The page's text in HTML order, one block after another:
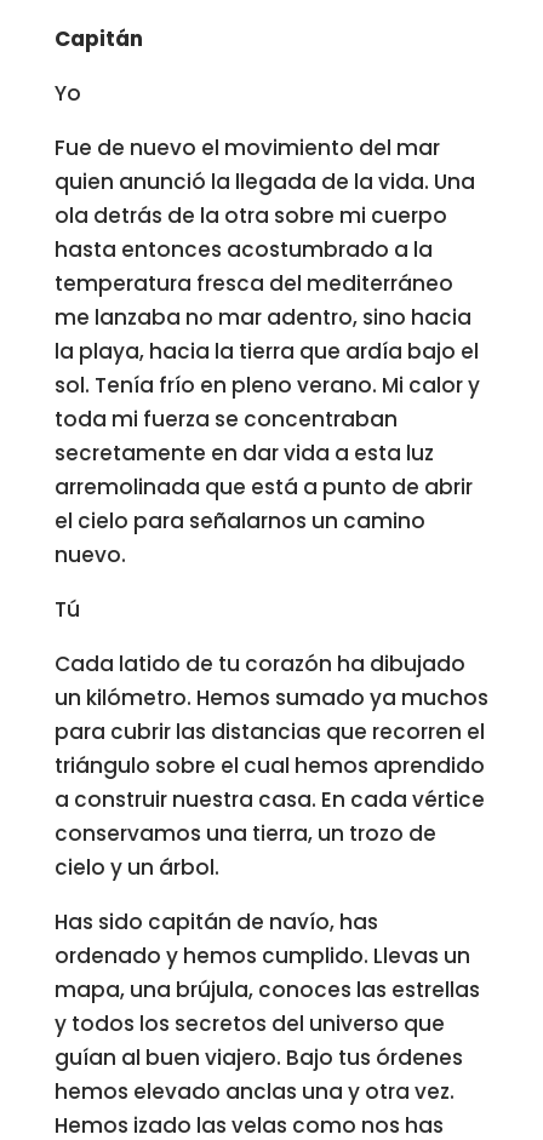
Capitán
Yo
Fue de nuevo el movimiento del mar
quien anunció la llegada de la vida. Una
ola detrás de la otra sobre mi cuerpo
hasta entonces acostumbrado a la
temperatura fresca del mediterráneo
me lanzaba no mar adentro, sino hacia
la playa, hacia la tierra que ardía bajo el
sol. Tenía frío en pleno verano. Mi calor y
toda mi fuerza se concentraban
secretamente en dar vida a esta luz
arremolinada que está a punto de abrir
el cielo para señalarnos un camino
nuevo.
Tú
Cada latido de tu corazón ha dibujado
un kilómetro. Hemos sumado ya muchos
para cubrir las distancias que recorren el
triángulo sobre el cual hemos aprendido
a construir nuestra casa. En cada vértice
conservamos una tierra, un trozo de
cielo y un árbol.
Has sido capitán de navío, has
ordenado y hemos cumplido. Llevas un
mapa, una brújula, conoces las estrellas
y todos los secretos del universo que
guían al buen viajero. Bajo tus órdenes
hemos elevado anclas una y otra vez.
Hemos izado las velas como nos has